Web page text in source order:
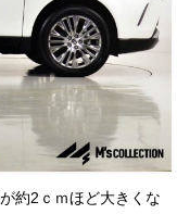
約2ｃｍほど大きくな